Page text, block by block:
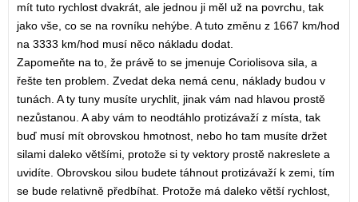
mít tuto rychlost dvakrát, ale jednou ji měl už na povrchu, tak
jako vše, co se na rovníku nehýbe. A tuto změnu z 1667 km/hod
na 3333 km/hod musí něco nákladu dodat.
Zapomeňte na to, že právě to se jmenuje Coriolisova sila, a
řešte ten problem. Zvedat deka nemá cenu, náklady budou v
tunách. A ty tuny musíte urychlit, jinak vám nad hlavou prostě
nezůstanou. A aby vám to neodtáhlo protizávaží z místa, tak
buď musí mít obrovskou hmotnost, nebo ho tam musíte držet
silami daleko většími, protože si ty vektory prostě nakreslete a
uvidíte. Obrovskou silou budete táhnout protizávaží k zemi, tím
se bude relativně předbíhat. Protože má daleko větší rychlost,